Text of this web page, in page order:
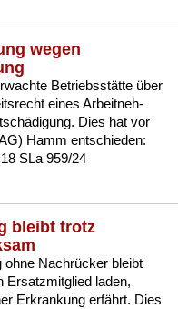
wegen
Be­triebsstätte über
ei­nes Ar­beit­neh­
Dies hat vor
Hamm ent­schie­den:
SLa 959/24
bleibt trotz
oh­ne Nachrücker bleibt
Er­satz­mit­glied la­den,
Er­kran­kung erfährt. Dies